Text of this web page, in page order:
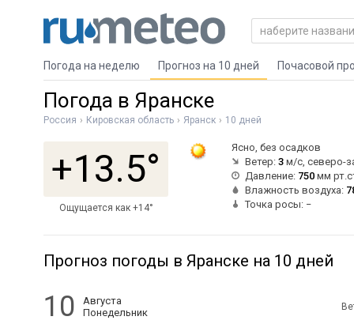
Погода на неделю Прогноз на 10 дней Почасовой
Погода в Яранске
Россия Кировская область Яранск 10 дней
+13.5°
Ощущается как +14°
Ясно, без осадков
Ветер: 3 м/с, северо-
Давление: 750 мм
Влажность воздуха:
Точка росы: −
Прогноз погоды в Яранске на 10 дней
10
Августа
Понедельник